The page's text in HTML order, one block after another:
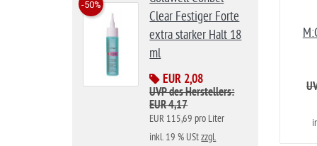
Clear Festiger Forte
extra starker Halt 18
ml
EUR 2,08
-50%
UVP des Herstellers:
EUR 4,17
EUR 115,69 pro Liter
inkl. 19 % UStzzgl.